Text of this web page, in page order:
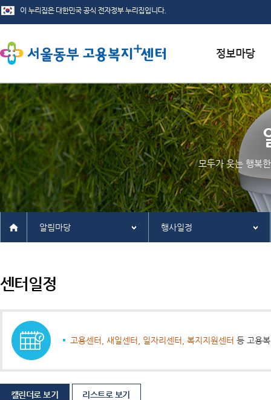
서식자료실
채용정보
인재정보
관련사이트
모두가 웃는 행복
알림마당 행사일정
센터일정
고용센터, 새일센터, 일자리센터, 복지지원센터 등 고용
캘린더로 보기 리스트로 보기